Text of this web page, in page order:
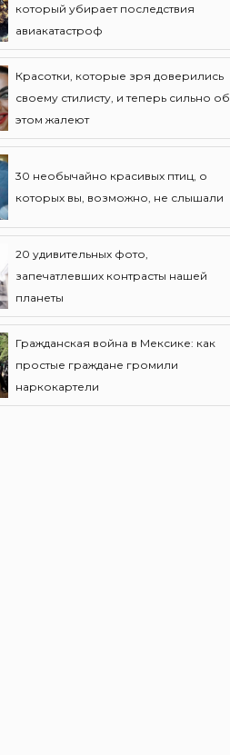
который убирает последствия
авиакатастроф
Красотки, которые зря доверились
своему стилисту, и теперь сильно об
этом жалеют
30 необычайно красивых птиц, о
которых вы, возможно, не слышали
20 удивительных фото,
запечатлевших контрасты нашей
планеты
Гражданская война в Мексике: как
простые граждане громили
наркокартели